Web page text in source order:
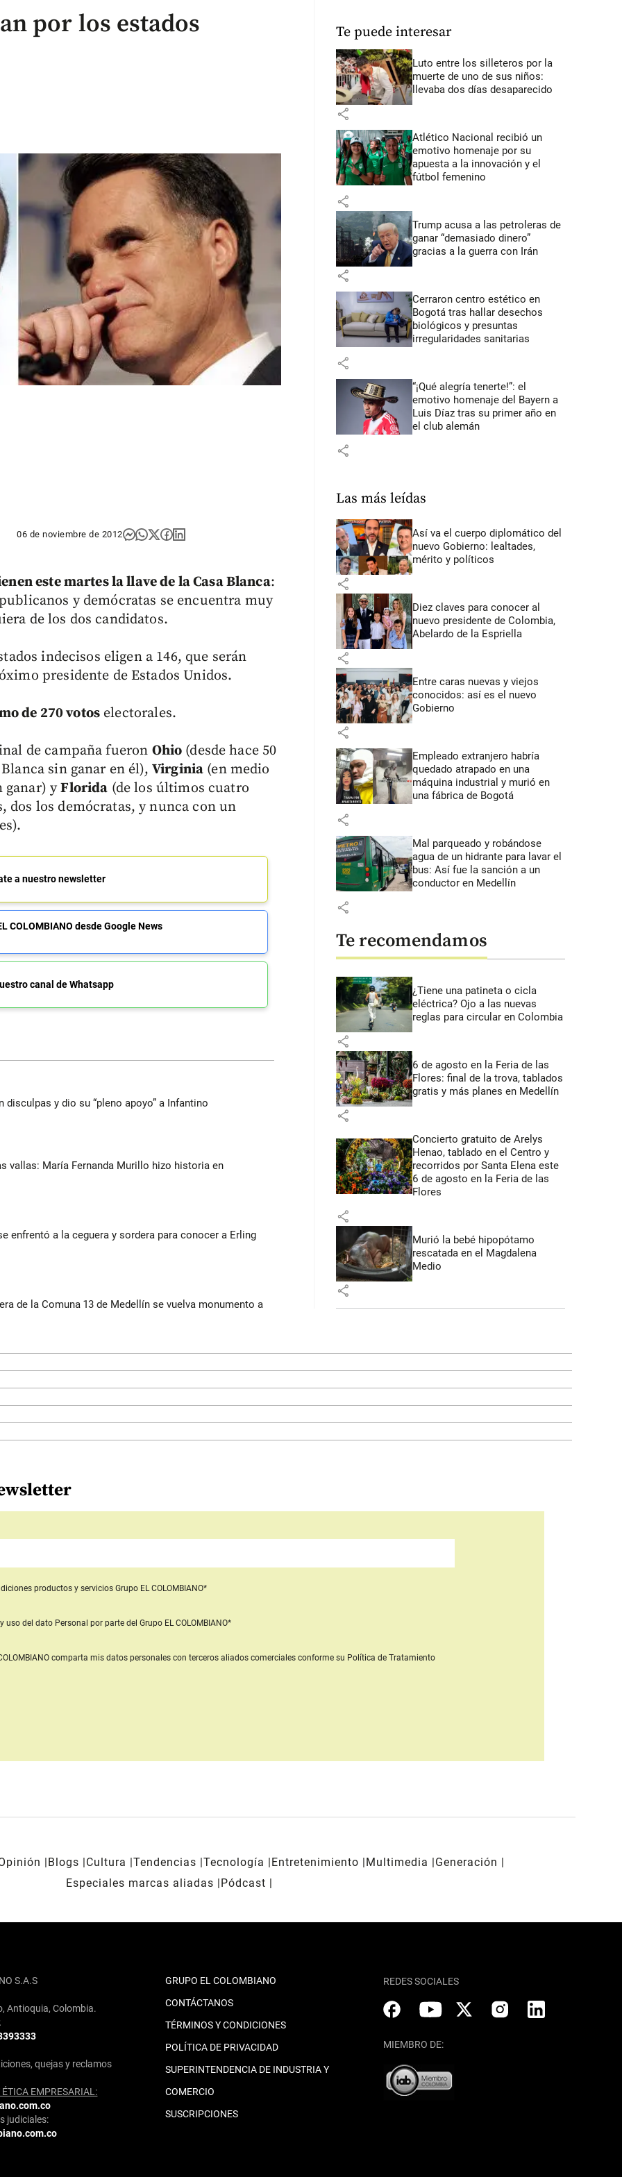
por los estados
06 de noviembre de 2012
este martes la llave de la Casa Blanca:
y demócratas se encuentra muy
de los dos candidatos.
indecisos eligen a 146, que serán
presidente de Estados Unidos.
de 270 votos electorales.
de campaña fueron Ohio (desde hace 50
sin ganar en él), Virginia (en medio
ganar) yFlorida (de los últimos cuatro
dos los demócratas, y nunca con un
a nuestro newsletter
COLOMBIANO desde Google News
canal de Whatsapp
y dio su “pleno apoyo” a Infantino
vallas: María Fernanda Murillo hizo historia en
enfrentó a la ceguera y sordera para conocer a Erling
de la Comuna 13 de Medellín se vuelva monumento a
Te puede interesar
Luto entre los silleteros por la
muerte de uno de sus niños:
llevaba dos días desaparecido
share
Atlético Nacional recibió un
emotivo homenaje por su
apuesta a la innovación y el
fútbol femenino
share
Trump acusa a las petroleras de
ganar “demasiado dinero”
gracias a la guerra con Irán
share
Cerraron centro estético en
Bogotá tras hallar desechos
biológicos y presuntas
irregularidades sanitarias
share
“¡Qué alegría tenerte!”: el
emotivo homenaje del Bayern a
Luis Díaz tras su primer año en
el club alemán
share
Las más leídas
Así va el cuerpo diplomático del
nuevo Gobierno: lealtades,
mérito y políticos
share
Diez claves para conocer al
nuevo presidente de Colombia,
Abelardo de la Espriella
share
Entre caras nuevas y viejos
conocidos: así es el nuevo
Gobierno
share
Empleado extranjero habría
quedado atrapado en una
máquina industrial y murió en
una fábrica de Bogotá
share
Mal parqueado y robándose
agua de un hidrante para lavar el
bus: Así fue la sanción a un
conductor en Medellín
share
Te recomendamos
¿Tiene una patineta o cicla
eléctrica? Ojo a las nuevas
reglas para circular en Colombia
share
6 de agosto en la Feria de las
Flores: final de la trova, tablados
gratis y más planes en Medellín
share
Concierto gratuito de Arelys
Henao, tablado en el Centro y
recorridos por Santa Elena este
6 de agosto en la Feria de las
Flores
share
Murió la bebé hipopótamo
rescatada en el Magdalena
Medio
share
productos y servicios Grupo EL COLOMBIANO*
uso del dato Personal por parte del Grupo EL COLOMBIANO*
comparta mis datos personales con terceros aliados comercialesconforme su Política de Tratamiento
Blogs Cultura Tendencias Tecnología Entretenimiento Multimedia
Generación
Especiales marcas aliadas
Pódcast
S.A.S
Antioquia, Colombia.
quejas y reclamos
EMPRESARIAL:
judiciales:
GRUPO EL COLOMBIANO
CONTÁCTANOS
TÉRMINOS Y CONDICIONES
POLÍTICA DE PRIVACIDAD
SUPERINTENDENCIA DE INDUSTRIA Y
COMERCIO
SUSCRIPCIONES
REDES SOCIALES
MIEMBRO DE: